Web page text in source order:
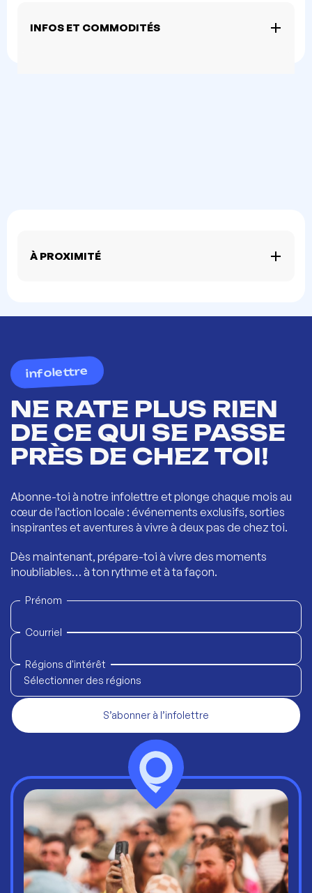
INFOS ET COMMODITÉS
À PROXIMITÉ
infolettre
NE RATE PLUS RIEN
DE CE QUI SE PASSE
PRÈS DE CHEZ TOI!
Abonne-toi à notre infolettre et plonge chaque mois au
cœur de l’action locale : événements exclusifs, sorties
inspirantes et aventures à vivre à deux pas de chez toi.
Dès maintenant, prépare-toi à vivre des moments
inoubliables… à ton rythme et à ta façon.
Prénom
Courriel
Régions d'intérêt
Sélectionner des régions
S’abonner à l’infolettre